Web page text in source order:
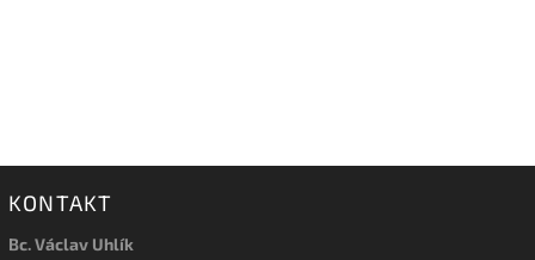
KONTAKT
Bc. Václav Uhlík